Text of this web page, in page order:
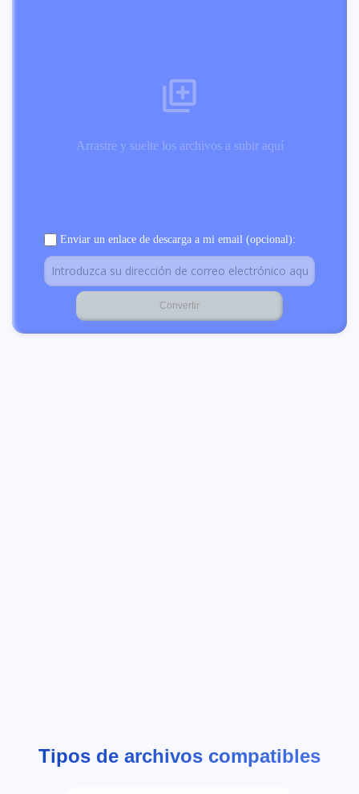
Arrastre y suelte los archivos a subir aquí
Enviar un enlace de descarga a mi email (opcional):
Tipos de archivos compatibles